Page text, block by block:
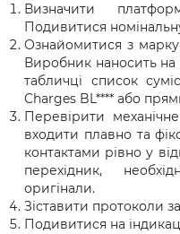
Визначити
Подивитися
Ознайомитися з
Виробник наносить на
табличці список
Charges BL**** або
Перевірити
входити плавно та
контактами рівно у
перехідник,
оригінали.
Зіставити протоколи
Подивитися на